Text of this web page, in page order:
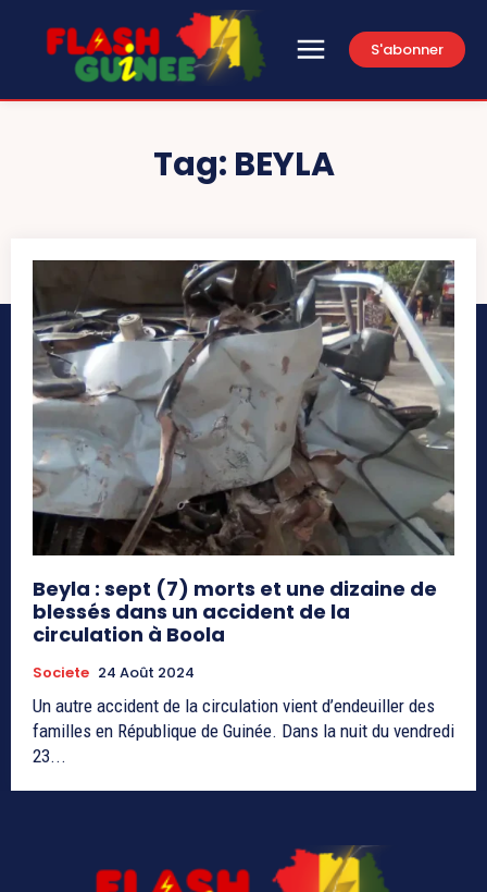
S'abonner
Tag: BEYLA
Beyla : sept (7) morts et une dizaine de
blessés dans un accident de la
circulation à Boola
Societe 24 Août 2024
Un autre accident de la circulation vient d’endeuiller des
familles en République de Guinée. Dans la nuit du vendredi
23...